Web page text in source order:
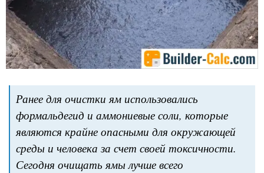
Ранее для очистки ям использовались
формальдегид и аммониевые соли, которые
являются крайне опасными для окружающей
среды и человека за счет своей токсичности.
Сегодня очищать ямы лучше всего